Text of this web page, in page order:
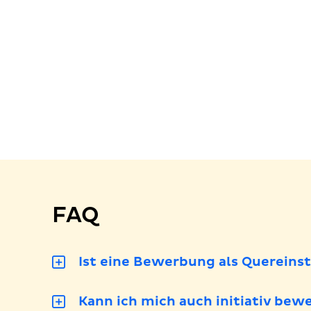
FAQ
Ist eine Bewerbung als
Kann ich mich auch initiativ